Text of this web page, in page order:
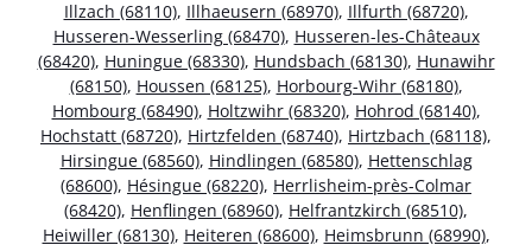
Illzach (68110), Illhaeusern (68970), Illfurth (68720),
Husseren-Wesserling (68470), Husseren-les-Châteaux
(68420), Huningue (68330), Hundsbach (68130), Hunawihr
(68150), Houssen (68125), Horbourg-Wihr (68180),
Hombourg (68490), Holtzwihr (68320), Hohrod (68140),
Hochstatt (68720), Hirtzfelden (68740), Hirtzbach (68118),
Hirsingue (68560), Hindlingen (68580), Hettenschlag
(68600), Hésingue (68220), Herrlisheim-près-Colmar
(68420), Henflingen (68960), Helfrantzkirch (68510),
Heiwiller (68130), Heiteren (68600), Heimsbrunn (68990),